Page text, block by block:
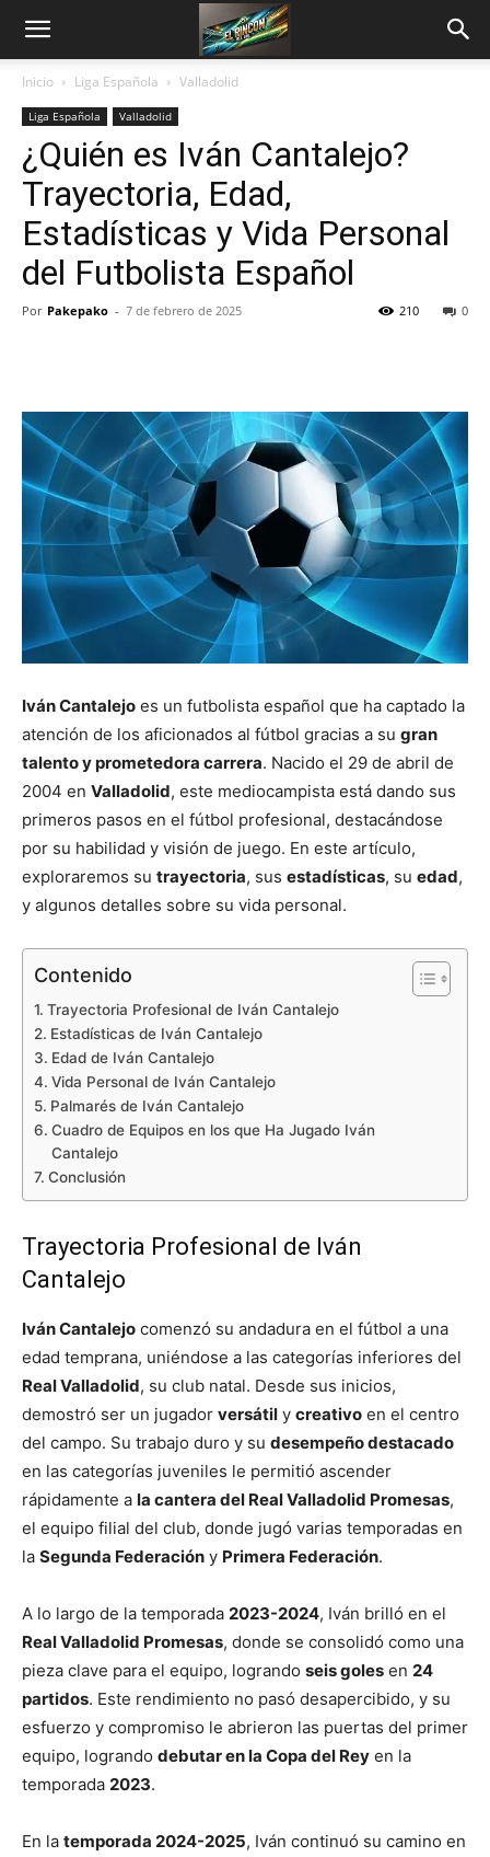
Inicio Liga Española Valladolid
Liga Española Valladolid
¿Quién es Iván Cantalejo?
Trayectoria, Edad,
Estadísticas y Vida Personal
del Futbolista Español
Por Pakepako - 7 de febrero de 2025 0
210
Iván Cantalejo es un futbolista español que ha captado la
atención de los aficionados al fútbol gracias a su gran
talento y prometedora carrera. Nacido el 29 de abril de
2004 en Valladolid, este mediocampista está dando sus
primeros pasos en el fútbol profesional, destacándose
por su habilidad y visión de juego. En este artículo,
exploraremos su trayectoria, sus estadísticas, su edad,
y algunos detalles sobre su vida personal.
Contenido
Trayectoria Profesional de Iván Cantalejo
Estadísticas de Iván Cantalejo
Edad de Iván Cantalejo
Vida Personal de Iván Cantalejo
Palmarés de Iván Cantalejo
Cuadro de Equipos en los que Ha Jugado Iván
Cantalejo
Conclusión
Trayectoria Profesional de Iván
Cantalejo
Iván Cantalejo comenzó su andadura en el fútbol a una
edad temprana, uniéndose a las categorías inferiores del
Real Valladolid, su club natal. Desde sus inicios,
demostró ser un jugador versátil y creativo en el centro
del campo. Su trabajo duro y su desempeño destacado
en las categorías juveniles le permitió ascender
rápidamente a la cantera del Real Valladolid Promesas,
el equipo filial del club, donde jugó varias temporadas en
la Segunda Federación y Primera Federación.
A lo largo de la temporada 2023-2024, Iván brilló en el
Real Valladolid Promesas, donde se consolidó como una
pieza clave para el equipo, logrando seis goles en 24
partidos. Este rendimiento no pasó desapercibido, y su
esfuerzo y compromiso le abrieron las puertas del primer
equipo, logrando debutar en la Copa del Rey en la
temporada 2023.
En la temporada 2024-2025, Iván continuó su camino en